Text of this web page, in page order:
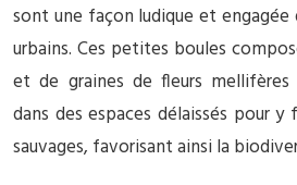
sont une façon ludique et engagée
urbains. Ces petites boules
et de graines de fleurs
dans des espaces délaissés pour y
sauvages, favorisant ainsi la